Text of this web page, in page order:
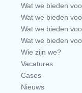
Wat we bieden
Wat we bieden
Wat we bieden
Wat we bieden
Wie zijn we?
Vacatures
Cases
Nieuws